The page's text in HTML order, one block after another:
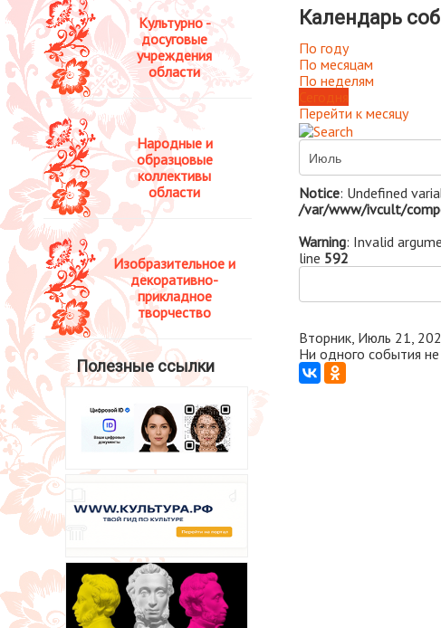
Культурно -
досуговые
учреждения
области
Народные и
образцовые
коллективы
области
Изобразительное и
декоративно-
прикладное
творчество
Полезные ссылки
Календарь
По году
По месяцам
По неделям
Перейти к месяцу
Notice: Undefined
/var/www/ivcult/
Warning: Invalid
line 592
Вторник, Июль 21,
Ни одного события